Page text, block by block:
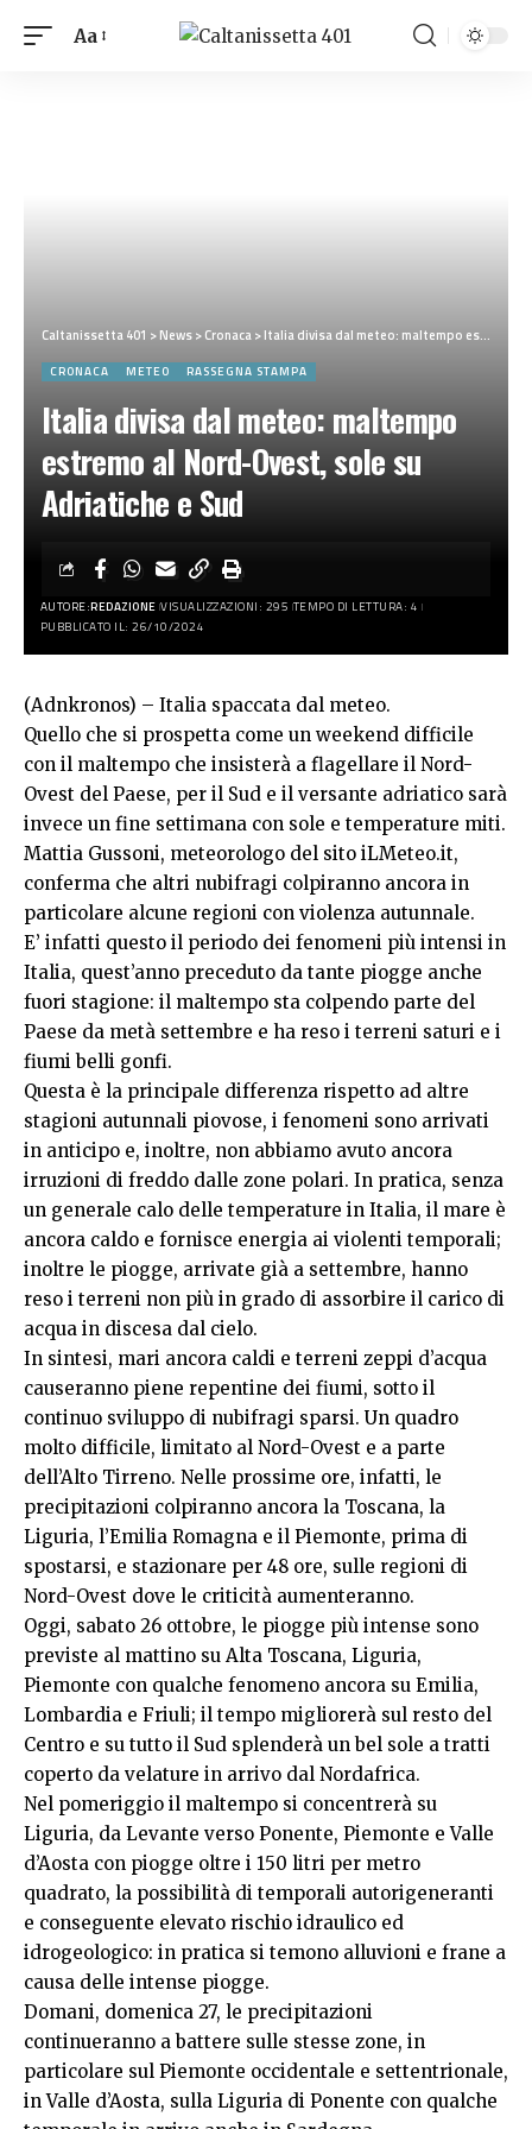
Aa
Caltanissetta 401 >News>Cronaca>Italia divisa dal meteo: maltempo estremo al Nord-Ovest, sole su Adriatiche e Sud
CRONACA METEO RASSEGNA STAMPA
Italia divisa dal meteo: maltempo
estremo al Nord-Ovest, sole su
Adriatiche e Sud
AUTORE:REDAZIONE VISUALIZZAZIONI: 295 TEMPO DI LETTURA: 4
PUBBLICATO IL: 26/10/2024
(Adnkronos) – Italia spaccata dal meteo.
Quello che si prospetta come un weekend difficile
con il maltempo che insisterà a flagellare il Nord-
Ovest del Paese, per il Sud e il versante adriatico sarà
invece un fine settimana con sole e temperature miti.
Mattia Gussoni, meteorologo del sito iLMeteo.it,
conferma che altri nubifragi colpiranno ancora in
particolare alcune regioni con violenza autunnale.
E’ infatti questo il periodo dei fenomeni più intensi in
Italia, quest’anno preceduto da tante piogge anche
fuori stagione: il maltempo sta colpendo parte del
Paese da metà settembre e ha reso i terreni saturi e i
fiumi belli gonfi.
Questa è la principale differenza rispetto ad altre
stagioni autunnali piovose, i fenomeni sono arrivati
in anticipo e, inoltre, non abbiamo avuto ancora
irruzioni di freddo dalle zone polari. In pratica, senza
un generale calo delle temperature in Italia, il mare è
ancora caldo e fornisce energia ai violenti temporali;
inoltre le piogge, arrivate già a settembre, hanno
reso i terreni non più in grado di assorbire il carico di
acqua in discesa dal cielo.
In sintesi, mari ancora caldi e terreni zeppi d’acqua
causeranno piene repentine dei fiumi, sotto il
continuo sviluppo di nubifragi sparsi. Un quadro
molto difficile, limitato al Nord-Ovest e a parte
dell’Alto Tirreno. Nelle prossime ore, infatti, le
precipitazioni colpiranno ancora la Toscana, la
Liguria, l’Emilia Romagna e il Piemonte, prima di
spostarsi, e stazionare per 48 ore, sulle regioni di
Nord-Ovest dove le criticità aumenteranno.
Oggi, sabato 26 ottobre, le piogge più intense sono
previste al mattino su Alta Toscana, Liguria,
Piemonte con qualche fenomeno ancora su Emilia,
Lombardia e Friuli; il tempo migliorerà sul resto del
Centro e su tutto il Sud splenderà un bel sole a tratti
coperto da velature in arrivo dal Nordafrica.
Nel pomeriggio il maltempo si concentrerà su
Liguria, da Levante verso Ponente, Piemonte e Valle
d’Aosta con piogge oltre i 150 litri per metro
quadrato, la possibilità di temporali autorigeneranti
e conseguente elevato rischio idraulico ed
idrogeologico: in pratica si temono alluvioni e frane a
causa delle intense piogge.
Domani, domenica 27, le precipitazioni
continueranno a battere sulle stesse zone, in
particolare sul Piemonte occidentale e settentrionale,
in Valle d’Aosta, sulla Liguria di Ponente con qualche